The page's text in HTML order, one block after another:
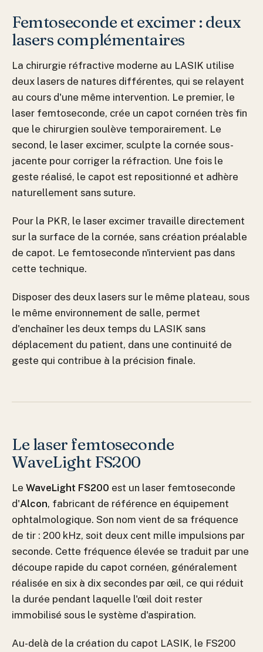
Femtoseconde et excimer : deux
lasers complémentaires
La chirurgie réfractive moderne au LASIK utilise
deux lasers de natures différentes, qui se relayent
au cours d'une même intervention. Le premier, le
laser femtoseconde, crée un capot cornéen très fin
que le chirurgien soulève temporairement. Le
second, le laser excimer, sculpte la cornée sous-
jacente pour corriger la réfraction. Une fois le
geste réalisé, le capot est repositionné et adhère
naturellement sans suture.
Pour la PKR, le laser excimer travaille directement
sur la surface de la cornée, sans création préalable
de capot. Le femtoseconde n'intervient pas dans
cette technique.
Disposer des deux lasers sur le même plateau, sous
le même environnement de salle, permet
d'enchaîner les deux temps du LASIK sans
déplacement du patient, dans une continuité de
geste qui contribue à la précision finale.
Le laser femtoseconde
WaveLight FS200
Le WaveLight FS200 est un laser femtoseconde
d'Alcon, fabricant de référence en équipement
ophtalmologique. Son nom vient de sa fréquence
de tir : 200 kHz, soit deux cent mille impulsions par
seconde. Cette fréquence élevée se traduit par une
découpe rapide du capot cornéen, généralement
réalisée en six à dix secondes par œil, ce qui réduit
la durée pendant laquelle l'œil doit rester
immobilisé sous le système d'aspiration.
Au-delà de la création du capot LASIK, le FS200